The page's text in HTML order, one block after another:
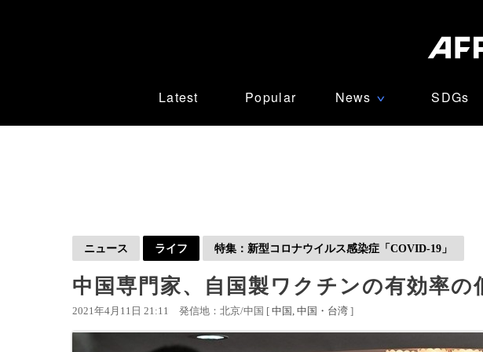
Latest Popular News ∨ SDGs
ニュース ライフ 特集：新型コロナウイルス感染症「COVID-19」
中国専門家、自国製ワクチンの有効率の
2021年4月11日 21:11 発信地：北京/中国 [ 中国 中国・台湾 ]